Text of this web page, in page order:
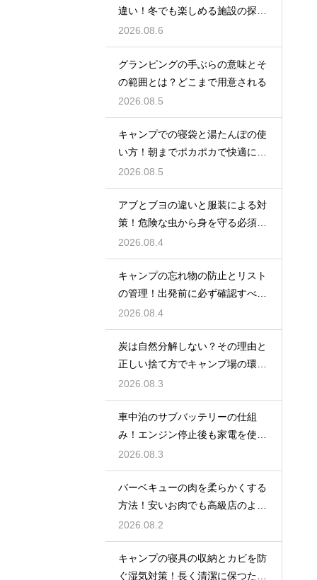
違い！冬でも楽しめる施設の探し
方
2026.08.6
グランピングの手ぶらの意味とそ
の範囲とは？どこまで用意される
2026.08.5
キャンプでの寝袋と湯たんぽの使
い方！朝までポカポカで快適に眠
る方法
2026.08.5
アブとブヨの違いと服装による対
策！危険な虫から身を守る必須知
識
2026.08.4
キャンプの忘れ物の防止とリスト
の管理！出発前に必ず確認すべき
持ち物
2026.08.4
炭は自然分解しない？その理由と
正しい捨て方でキャンプ場の環境
を守る
2026.08.3
車中泊のサブバッテリーの仕組
み！エンジン停止後も家電を使う
ための知識
2026.08.3
バーベキューの肉を柔らかくする
方法！安いお肉でも高級店のよう
に美味しく
2026.08.2
キャンプの寝具の収納とカビを防
ぐ湿気対策！長く清潔に保つため